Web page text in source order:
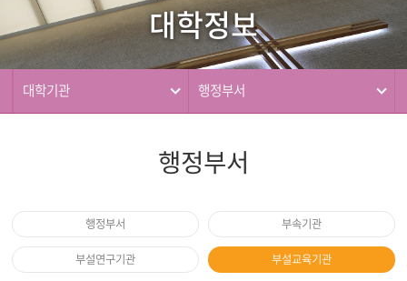
메
뉴
보
역
대학정보
대학기관 행정부서
행정부서
행정부서 부속기관
부설연구기관 부설교육기관